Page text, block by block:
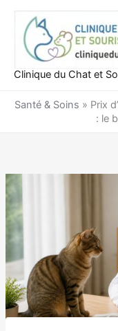
contenu
Clinique du Chat et
Santé & Soins » Prix
: le